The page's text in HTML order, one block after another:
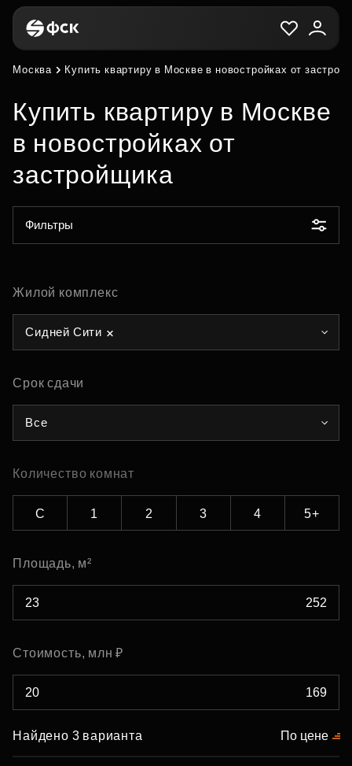
Москва Купить квартиру в Москве в новостройках от
Купить квартиру в Москве
в новостройках от
застройщика
Фильтры
Жилой комплекс
Сидней Сити
Срок сдачи
Все
Количество комнат
С 1 2 3 4 5+
Площадь, м²
Стоимость, млн ₽
Найдено 3 варианта По цене